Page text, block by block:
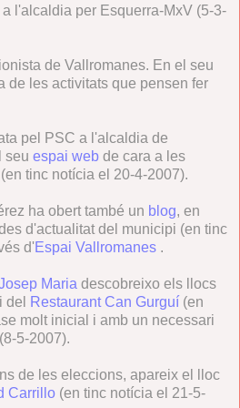
l'alcaldia per Esquerra-MxV (5-3-
de Vallromanes. En el seu
de les activitats que pensen fer
pel PSC a l'alcaldia de
seu espai web de cara a les
tinc notícia el 20-4-2007).
ha obert també un blog, en
d'actualitat del municipi (en tinc
d'Espai Vallromanes .
Maria descobreixo els llocs
i del Restaurant Can Gurguí (en
molt inicial i amb un necessari
5-2007).
de les eleccions, apareix el lloc
Carrillo (en tinc notícia el 21-5-